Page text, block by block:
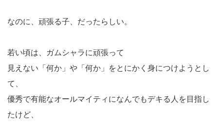
なのに、頑張る子、だったらしい。
若い頃は、ガムシャラに頑張って
見えない「何か」や「何か」をとにかく身につけようとし
て、
優秀で有能なオールマイティになんでもデキる人を目指し
たけど、